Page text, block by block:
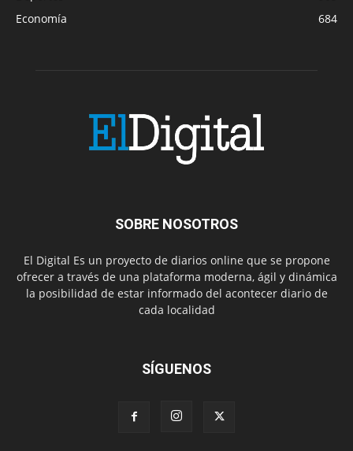
Economía
684
SOBRE NOSOTROS
El Digital Es un proyecto de diarios online que se propone
ofrecer a través de una plataforma moderna, ágil y dinámica
la posibilidad de estar informado del acontecer diario de
cada localidad
SÍGUENOS